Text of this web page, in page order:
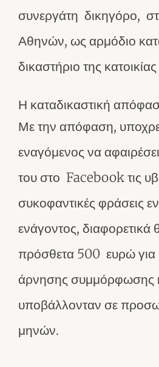
συνεργάτη δικηγόρο,
Αθηνών, ως αρμόδιο
δικαστήριο της
Η καταδικαστική
Με την απόφαση,
εναγόμενος να
του στο Facebook τις
συκοφαντικές φράσεις
ενάγοντος, διαφορετικά
πρόσθετα 500 ευρώ για
άρνησης συμμόρφωσης
υποβάλλονταν σε
μηνών.